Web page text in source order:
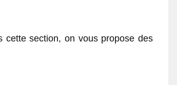
section, on vous propose des